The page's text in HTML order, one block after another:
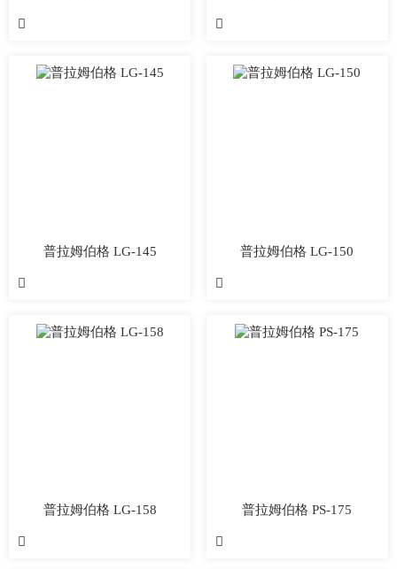
 
普拉姆伯格 LG-145

普拉姆伯格 LG-150

普拉姆伯格 LG-158

普拉姆伯格 PS-175
